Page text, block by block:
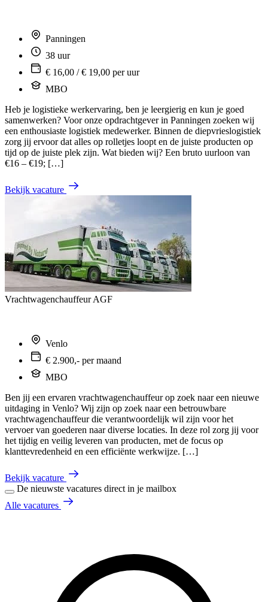
Panningen
38 uur
€ 16,00 / € 19,00 per uur
MBO
Heb je logistieke werkervaring, ben je leergierig en kun je goed
samenwerken? Voor onze opdrachtgever in Panningen zoeken wij
een enthousiaste logistiek medewerker. Binnen de diepvrieslogistiek
zorg jij ervoor dat alles op rolletjes loopt en de juiste producten op
tijd op de juiste plek zijn. Wat bieden wij? Een bruto uurloon van
€16 – €19; […]
Bekijk vacature
Vrachtwagenchauffeur AGF
Venlo
€ 2.900,- per maand
MBO
Ben jij een ervaren vrachtwagenchauffeur op zoek naar een nieuwe
uitdaging in Venlo? Wij zijn op zoek naar een betrouwbare
vrachtwagenchauffeur die verantwoordelijk wil zijn voor het
vervoer van goederen naar diverse locaties. In deze rol zorg jij voor
het tijdig en veilig leveren van producten, met de focus op
klanttevredenheid en een efficiënte werkwijze. […]
Bekijk vacature
De nieuwste vacatures direct in je mailbox
Alle vacatures